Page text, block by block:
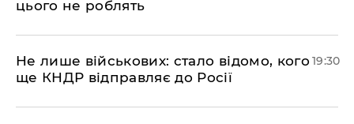
цього не роблять
Не лише військових: стало відомо, кого
ще КНДР відправляє до Росії
19:30